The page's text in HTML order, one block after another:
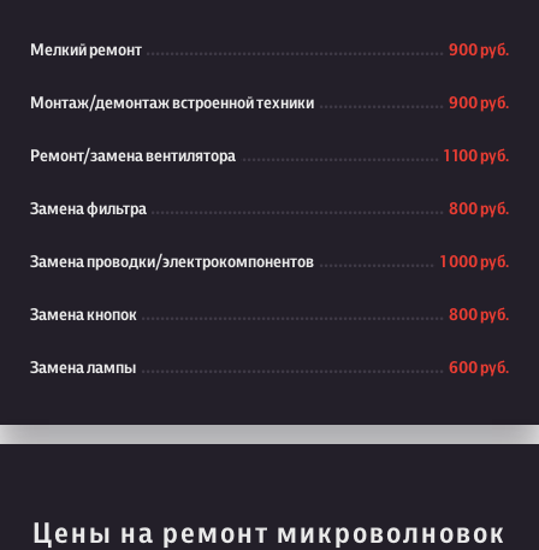
Мелкий ремонт 900 руб.
Монтаж/демонтаж встроенной техники 900 руб.
Ремонт/замена вентилятора 1 100 руб.
Замена фильтра 800 руб.
Замена проводки/электрокомпонентов 1 000 руб.
Замена кнопок 800 руб.
Замена лампы 600 руб.
Цены на ремонт микроволновок